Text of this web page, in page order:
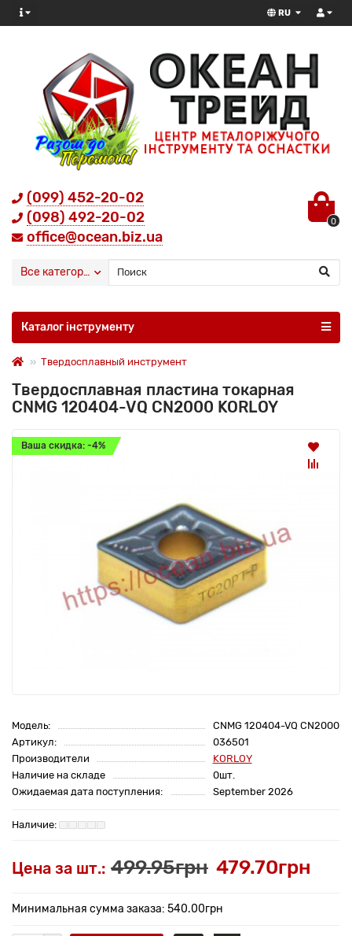
RU
(099) 452-20-02
(098) 492-20-02
office@ocean.biz.ua
0
Все категории
Каталог інструменту
Твердосплавный инструмент
Твердосплавная пластина токарная
CNMG 120404-VQ CN2000 KORLOY
Ваша скидка: -4%
Модель:
CNMG 120404-VQ CN2000
Артикул:
036501
Производители
KORLOY
Наличие на складе
0шт.
Ожидаемая дата поступления:
September 2026
Цена за шт.: 499.95грн 479.70грн
Минимальная сумма заказа: 540.00грн